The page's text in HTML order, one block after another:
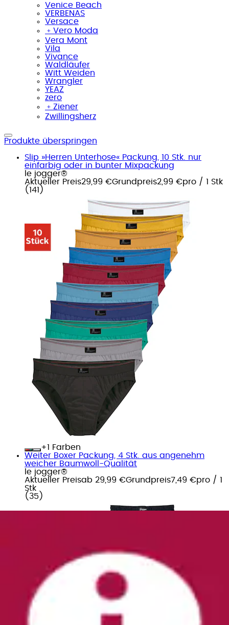
Venice Beach
VERBENAS
Versace
﹢ Vero Moda
Vera Mont
Vila
Vivance
Waldläufer
Witt Weiden
Wrangler
YEAZ
zero
﹢ Ziener
Zwillingsherz
Produkte überspringen
Slip »Herren Unterhose« Packung, 10 Stk. nur
einfarbig oder in bunter Mixpackung
le jogger®
Aktueller Preis29,99 €Grundpreis2,99 €pro / 1 Stk
( 141 )
+
Farben
Weiter Boxer Packung, 4 Stk. aus angenehm
weicher Baumwoll-Qualität
le jogger®
Aktueller Preisab 29,99 €Grundpreis7,49 €pro / 1
Stk
( 35 )